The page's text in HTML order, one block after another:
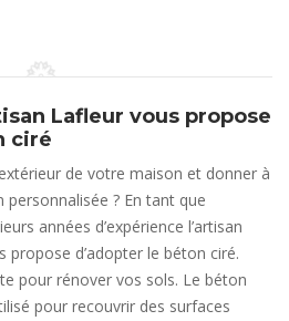
Lafleur vous propose
ciré
de votre maison et donner à
? En tant que
années d’expérience l’artisan
d’adopter le béton ciré.
pour rénover vos sols. Le béton
pour recouvrir des surfaces